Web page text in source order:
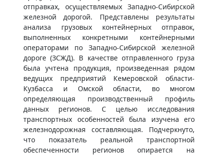
отправках, осуществляемых Западно-Сибирской
железной дорогой. Представлены результаты
анализа грузовых контейнерных отправок,
выполненных конкретными контейнерными
операторами по Западно-Сибирской железной
дороге (ЗСЖД). В качестве отправленного груза
была учтена продукция, произведенная рядом
ведущих предприятий Кемеровской области-
Кузбасса и Омской области, во многом
определяющая производственный профиль
данных регионов. С целью исследования
транспортных особенностей была изучена его
железнодорожная составляющая. Подчеркнуто,
что показатель реальной транспортной
обеспеченности регионов опирается на